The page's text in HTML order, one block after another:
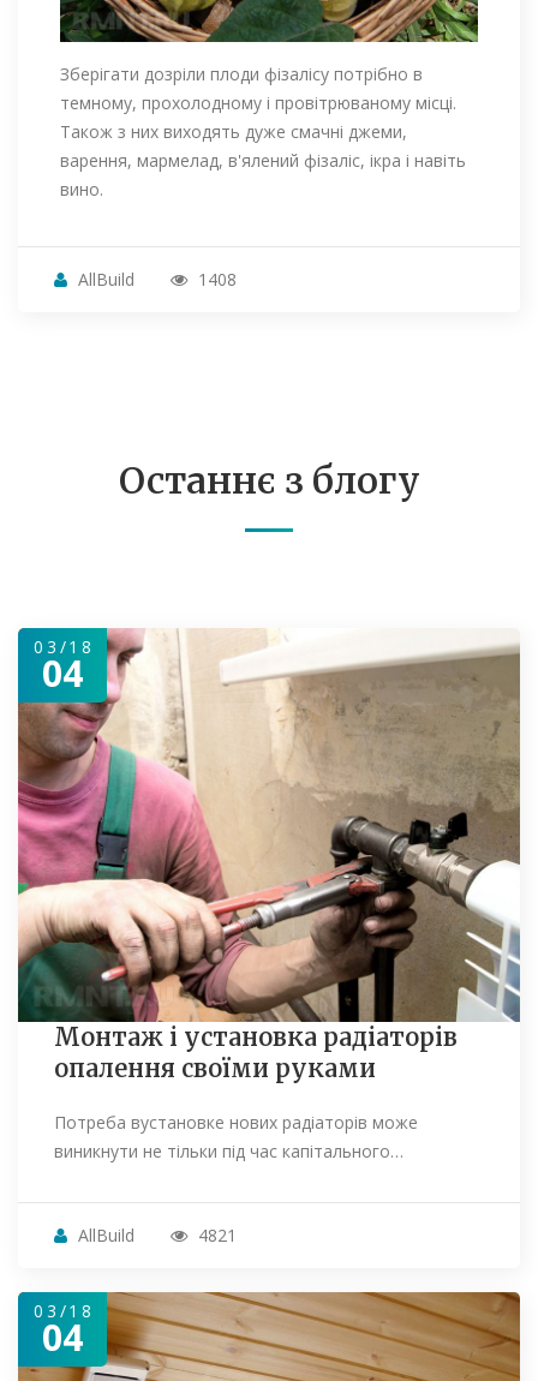
Зберігати дозріли плоди фізалісу потрібно в
темному, прохолодному і провітрюваному місці.
Також з них виходять дуже смачні джеми,
варення, мармелад, в'ялений фізаліс, ікра і навіть
вино.
AllBuild 1408
Останнє з блогу
03/18
04
Монтаж і установка радіаторів
опалення своїми руками
Потреба вустановке нових радіаторів може
виникнути не тільки під час капітального…
AllBuild 4821
03/18
04